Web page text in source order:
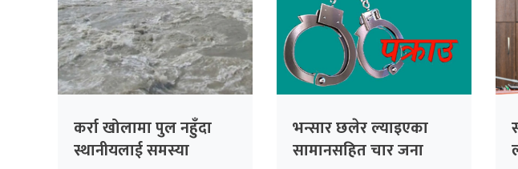
कर्रा खोलामा पुल नहुँदा
स्थानीयलाई समस्या
भन्सार छलेर ल्याइएका
सामानसहित चार जना